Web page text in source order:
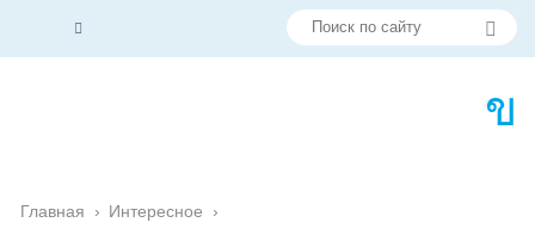
Главная › Интересное ›